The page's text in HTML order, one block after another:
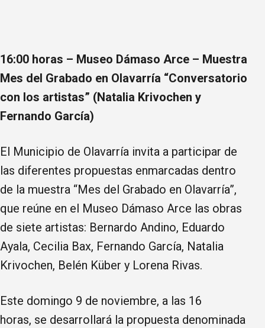
16:00 horas – Museo Dámaso Arce – Muestra
Mes del Grabado en Olavarría “Conversatorio
con los artistas” (Natalia Krivochen y
Fernando García)
El Municipio de Olavarría invita a participar de
las diferentes propuestas enmarcadas dentro
de la muestra “Mes del Grabado en Olavarría”,
que reúne en el Museo Dámaso Arce las obras
de siete artistas: Bernardo Andino, Eduardo
Ayala, Cecilia Bax, Fernando García, Natalia
Krivochen, Belén Küber y Lorena Rivas.
Este domingo 9 de noviembre, a las 16
horas, se desarrollará la propuesta denominada